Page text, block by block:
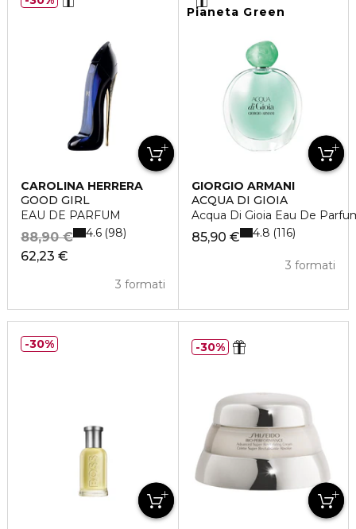
CAROLINA HERRERA
GOOD GIRL
EAU DE PARFUM
62,23 €
88,90 €
3 formati
4.6 98
Pianeta Green
GIORGIO ARMANI
ACQUA DI GIOIA
Acqua Di Gioia Eau De
85,90 €
3 formati
4.8 116
30% 30%